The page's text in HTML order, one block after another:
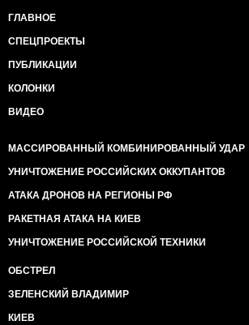
ГЛАВНОЕ
СПЕЦПРОЕКТЫ
ПУБЛИКАЦИИ
КОЛОНКИ
ВИДЕО
МАССИРОВАННЫЙ КОМБИНИРОВАННЫЙ УДАР
УНИЧТОЖЕНИЕ РОССИЙСКИХ ОККУПАНТОВ
АТАКА ДРОНОВ НА РЕГИОНЫ РФ
РАКЕТНАЯ АТАКА НА КИЕВ
УНИЧТОЖЕНИЕ РОССИЙСКОЙ ТЕХНИКИ
ОБСТРЕЛ
ЗЕЛЕНСКИЙ ВЛАДИМИР
КИЕВ